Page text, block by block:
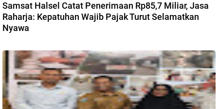
Samsat Halsel Catat Penerimaan Rp85,7 Miliar, Jasa
Raharja: Kepatuhan Wajib Pajak Turut Selamatkan
Nyawa